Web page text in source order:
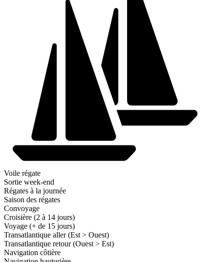
Voile régate
Sortie week-end
Régates à la journée
Saison des régates
Convoyage
Croisière (2 à 14 jours)
Voyage (+ de 15 jours)
Transatlantique aller (Est > Ouest)
Transatlantique retour (Ouest > Est)
Navigation côtière